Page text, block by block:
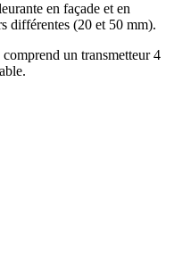
en façade et en
différentes (20 et 50 mm).
un transmetteur 4